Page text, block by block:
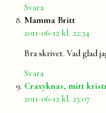
Svara
Mamma Brittsäger:
2011-06-12 kl. 22:34
Bra skrivet. Vad glad
Svara
Craxyknas, mitt
2011-06-12 kl. 23:07